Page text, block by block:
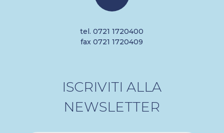
tel. 0721 1720400
fax 0721 1720409
ISCRIVITI ALLA
NEWSLETTER